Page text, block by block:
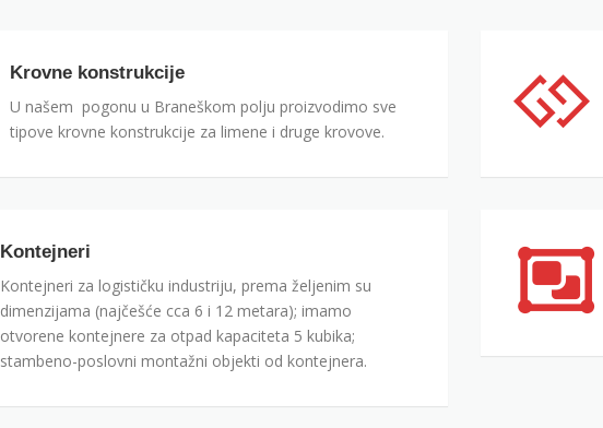
Krovne konstrukcije
U našem pogonu u Braneškom polju proizvodimo sve
tipove krovne konstrukcije za limene i druge krovove.
Kontejneri
Kontejneri za logističku industriju, prema željenim su
dimenzijama (najčešće cca 6 i 12 metara); imamo
otvorene kontejnere za otpad kapaciteta 5 kubika;
stambeno-poslovni montažni objekti od kontejnera.